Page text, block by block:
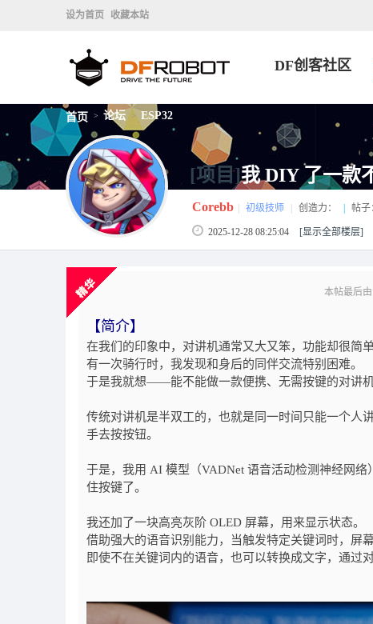
设为首页 收藏本站
DF创客社区
首页 > 论坛 > ESP32
[项目]我 DIY 了一款
Corebb 初级技师 创造力： 帖子
2025-12-28 08:25:04 [显示全部楼层]
本帖最后由
【简介】
在我们的印象中，对讲机通常又大又笨，功能却很简
有一次骑行时，我发现和身后的同伴交流特别困难。
于是我就想——能不能做一款便携、无需按键的对讲机
传统对讲机是半双工的，也就是同一时间只能一个人
手去按按钮。
于是，我用 AI 模型（VADNet 语音活动检测神经网
住按键了。
我还加了一块高亮灰阶 OLED 屏幕，用来显示状态。
借助强大的语音识别能力，当触发特定关键词时，屏
即使不在关键词内的语音，也可以转换成文字，通过